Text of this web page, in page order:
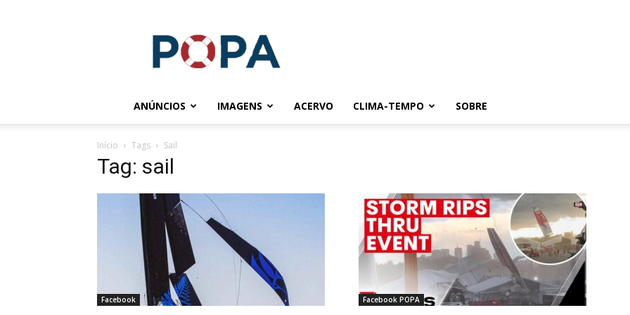
ANÚNCIOS IMAGENS ACERVO CLIMA-TEMPO SOBRE
Início Tags Sail
Tag: sail
Facebook Facebook POPA